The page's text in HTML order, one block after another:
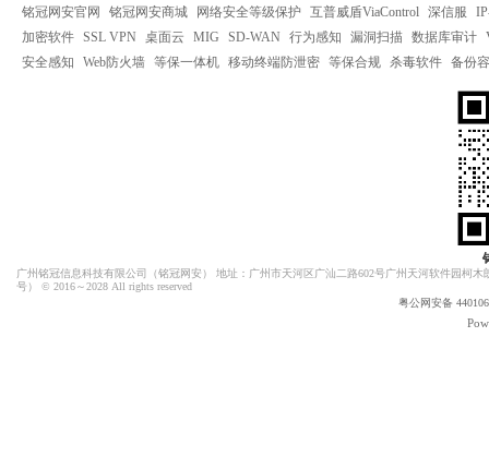
铭冠网安官网 铭冠网安商城 网络安全等级保护 互普威盾ViaControl 深信服
加密软件 SSL VPN 桌面云 MIG SD-WAN 行为感知 漏洞扫描 数据库审计
安全感知
Web防火墙 等保一体机 移动终端防泄密 等保合规 杀毒软件 备份
广州铭冠信息科技有限公司（铭冠网安 ） 地址：广州市天河区广汕二路602号广州天河软件园柯
号） © 2016～2028 All rights reserved
粤公网安备